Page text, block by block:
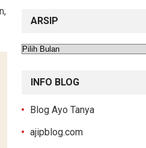
ARSIP
Arsip
INFO BLOG
Blog Ayo Tanya
ajipblog.com